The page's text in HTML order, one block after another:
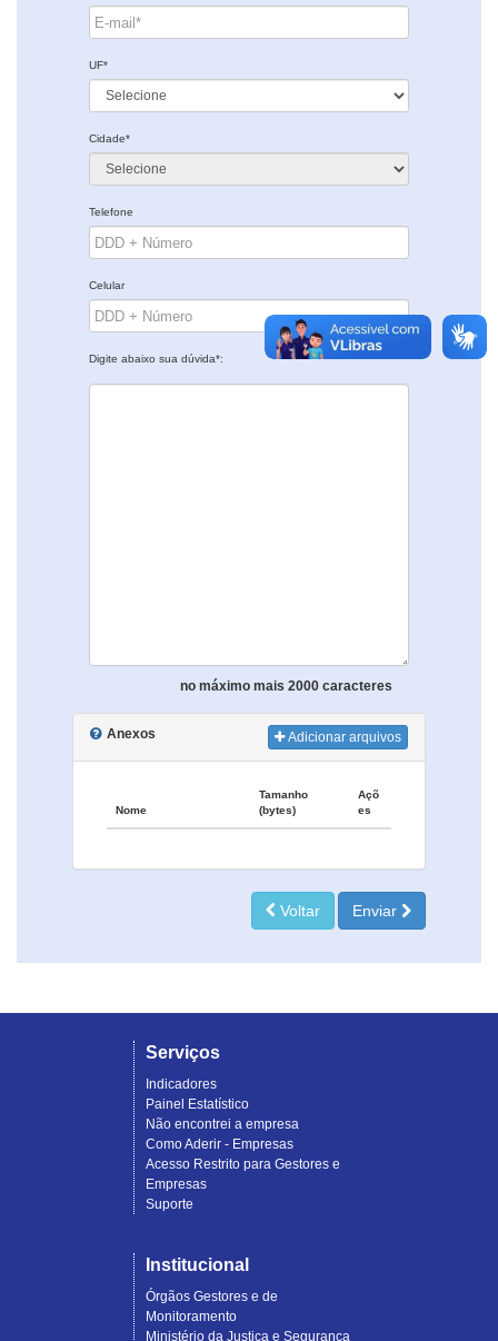
UF*
Cidade*
Telefone
Celular
Digite abaixo sua dúvida*:
no máximo mais 2000 caracteres
Anexos Adicionar arquivos
Nome
Tamanho
(bytes)
Açõ
es
Voltar Enviar
Serviços
Indicadores
Painel Estatístico
Não encontrei a empresa
Como Aderir - Empresas
Acesso Restrito para Gestores e
Empresas
Suporte
Institucional
Órgãos Gestores e de
Monitoramento
Ministério da Justiça e Segurança